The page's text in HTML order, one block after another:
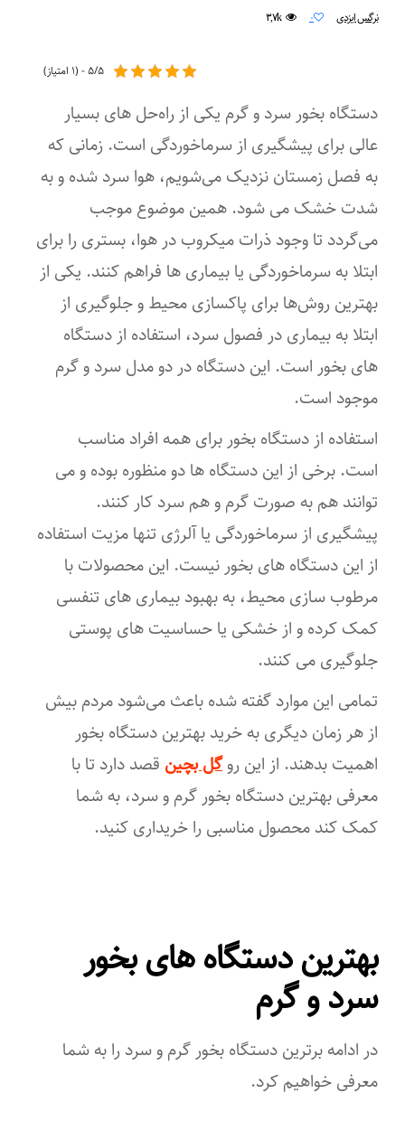
نرگس ایزدی ۰ ۳,۷k
۵/۵ - (۱ امتیاز)
دستگاه بخور سرد و گرم یکی از راه‌حل های بسیار
عالی برای پیشگیری از سرماخوردگی است. زمانی که
به فصل زمستان نزدیک می‌شویم، هوا سرد شده و به
شدت خشک می شود. همین موضوع موجب
می‌گردد تا وجود ذرات میکروب در هوا، بستری را برای
ابتلا به سرماخوردگی یا بیماری ها فراهم کنند. یکی از
بهترین روش‌ها برای پاکسازی محیط و جلوگیری از
ابتلا به بیماری در فصول سرد، استفاده از دستگاه
های بخور است. این دستگاه در دو مدل سرد و گرم
موجود است.
استفاده از دستگاه بخور برای همه افراد مناسب
است. برخی از این دستگاه ها دو منظوره بوده و می
توانند هم به صورت گرم و هم سرد کار کنند.
پیشگیری از سرماخوردگی یا آلرژی تنها مزیت استفاده
از این دستگاه های بخور نیست. این محصولات با
مرطوب سازی محیط، به بهبود بیماری های تنفسی
کمک کرده و از خشکی یا حساسیت های پوستی
جلوگیری می کنند.
تمامی این موارد گفته شده باعث می‌شود مردم بیش
از هر زمان دیگری به خرید بهترین دستگاه بخور
اهمیت بدهند. از این روگل بچینقصد دارد تا با
معرفی بهترین دستگاه بخور گرم و سرد، به شما
کمک کند محصول مناسبی را خریداری کنید.
بهترین دستگاه های بخور
سرد و گرم
در ادامه برترین دستگاه بخور گرم و سرد را به شما
معرفی خواهیم کرد.